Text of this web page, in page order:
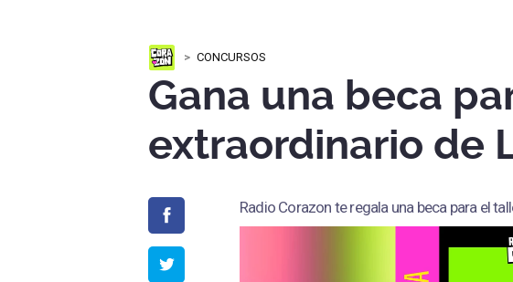
CONCURSOS
Gana una beca
extraordinario de
Radio Corazon te regala una beca para el